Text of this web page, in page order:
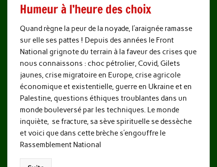
Humeur à l’heure des choix
Quand règne la peur de la noyade, l’araignée ramasse
sur elle ses pattes ! Depuis des années le Front
National grignote du terrain à la faveur des crises que
nous connaissons : choc pétrolier, Covid, Gilets
jaunes, crise migratoire en Europe, crise agricole
économique et existentielle, guerre en Ukraine et en
Palestine, questions éthiques troublantes dans un
monde bouleversé par les techniques. Le monde
inquiète, se fracture, sa sève spirituelle se dessèche
et voici que dans cette brèche s’engouffre le
Rassemblement National